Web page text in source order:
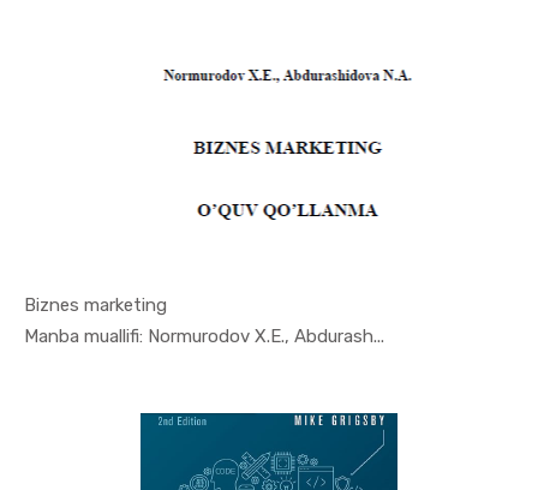
Biznes marketing
Manba muallifi: Normurodov X.E., Abdurash...
In Marketi...